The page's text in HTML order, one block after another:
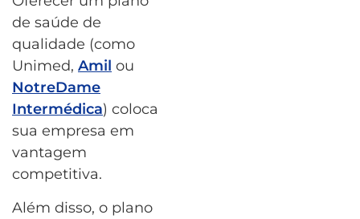
de saúde de
qualidade (como
Unimed, Amil ou
NotreDame
Intermédica) coloca
sua empresa em
vantagem
competitiva.
Além disso, o plano